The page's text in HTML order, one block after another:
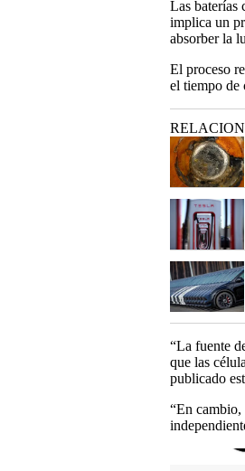
Las baterías
implica un
absorber la
El proceso
el tiempo de
“La fuente
que las
publicado
“En cambio,